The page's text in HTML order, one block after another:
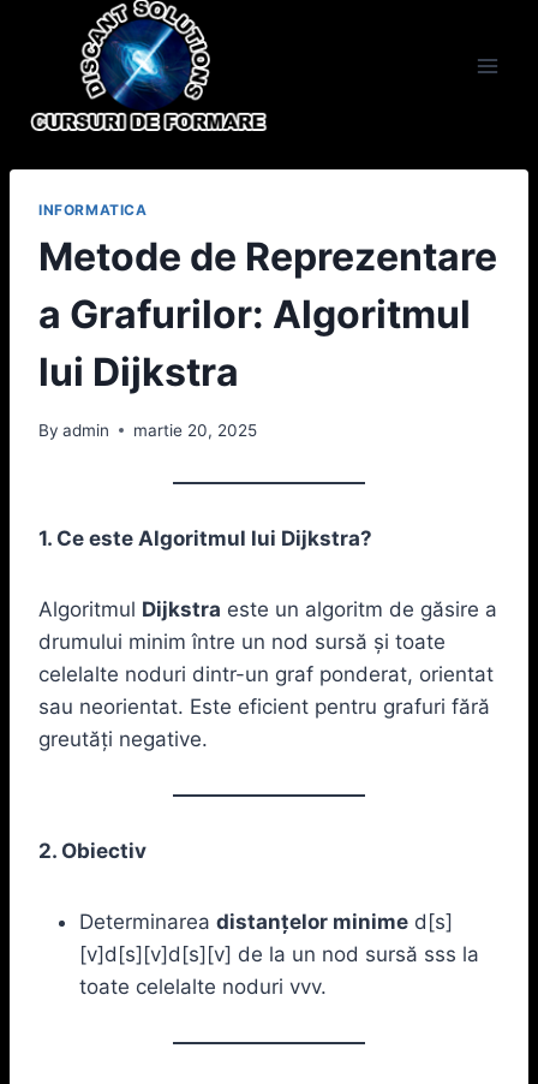
INFORMATICA
Metode de Reprezentare
a Grafurilor: Algoritmul
lui Dijkstra
By admin martie 20, 2025
1. Ce este Algoritmul lui Dijkstra?
Algoritmul Dijkstra este un algoritm de găsire a
drumului minim între un nod sursă și toate
celelalte noduri dintr-un graf ponderat, orientat
sau neorientat. Este eficient pentru grafuri fără
greutăți negative.
2. Obiectiv
Determinarea distanțelor minime d[s]
[v]d[s][v]d[s][v] de la un nod sursă sss la
toate celelalte noduri vvv.